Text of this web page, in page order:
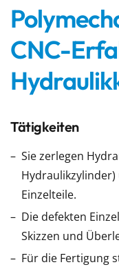
CNC-
Tätigkeiten
Sie zerlegen
Einzelteile.
Die defekten
Skizzen und
Für die Fertigung